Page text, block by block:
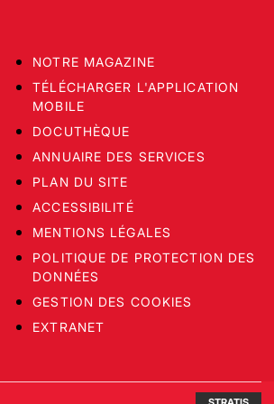
NOTRE MAGAZINE
TÉLÉCHARGER L'APPLICATION
MOBILE
DOCUTHÈQUE
ANNUAIRE DES SERVICES
PLAN DU SITE
ACCESSIBILITÉ
MENTIONS LÉGALES
POLITIQUE DE PROTECTION DES
DONNÉES
GESTION DES COOKIES
EXTRANET